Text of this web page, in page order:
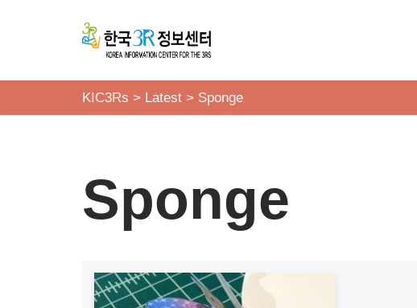
로
KIC3Rs > Latest > Sponge
Sponge